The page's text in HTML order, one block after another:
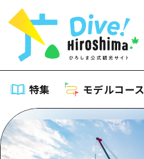
特集 モデルコース
特集